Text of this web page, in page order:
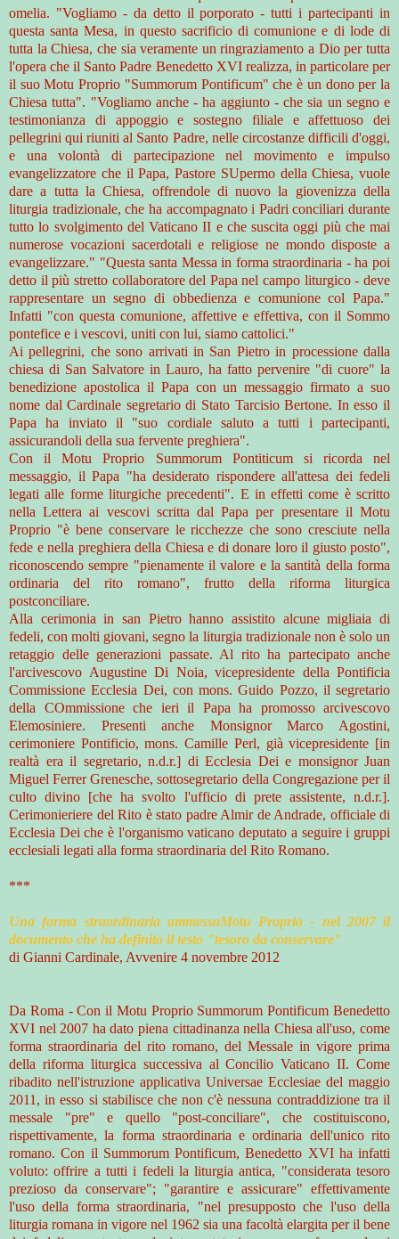
omelia. "Vogliamo - da detto il porporato - tutti i partecipanti in
questa santa Mesa, in questo sacrificio di comunione e di lode di
tutta la Chiesa, che sia veramente un ringraziamento a Dio per tutta
l'opera che il Santo Padre Benedetto XVI realizza, in particolare per
il suo Motu Proprio "Summorum Pontificum" che è un dono per la
Chiesa tutta". "Vogliamo anche - ha aggiunto - che sia un segno e
testimonianza di appoggio e sostegno filiale e affettuoso dei
pellegrini qui riuniti al Santo Padre, nelle circostanze difficili d'oggi,
e una volontà di partecipazione nel movimento e impulso
evangelizzatore che il Papa, Pastore SUpermo della Chiesa, vuole
dare a tutta la Chiesa, offrendole di nuovo la giovenizza della
liturgia tradizionale, che ha accompagnato i Padri conciliari durante
tutto lo svolgimento del Vaticano II e che suscita oggi più che mai
numerose vocazioni sacerdotali e religiose ne mondo disposte a
evangelizzare." "Questa santa Messa in forma straordinaria - ha poi
detto il più stretto collaboratore del Papa nel campo liturgico - deve
rappresentare un segno di obbedienza e comunione col Papa."
Infatti "con questa comunione, affettive e effettiva, con il Sommo
pontefice e i vescovi, uniti con lui, siamo cattolici."
Ai pellegrini, che sono arrivati in San Pietro in processione dalla
chiesa di San Salvatore in Lauro, ha fatto pervenire "di cuore" la
benedizione apostolica il Papa con un messaggio firmato a suo
nome dal Cardinale segretario di Stato Tarcisio Bertone. In esso il
Papa ha inviato il "suo cordiale saluto a tutti i partecipanti,
assicurandoli della sua fervente preghiera".
Con il Motu Proprio Summorum Pontiticum si ricorda nel
messaggio, il Papa "ha desiderato rispondere all'attesa dei fedeli
legati alle forme liturgiche precedenti". E in effetti come è scritto
nella Lettera ai vescovi scritta dal Papa per presentare il Motu
Proprio "è bene conservare le ricchezze che sono cresciute nella
fede e nella preghiera della Chiesa e di donare loro il giusto posto",
riconoscendo sempre "pienamente il valore e la santità della forma
ordinaria del rito romano", frutto della riforma liturgica
postconciliare.
Alla cerimonia in san Pietro hanno assistito alcune migliaia di
fedeli, con molti giovani, segno la liturgia tradizionale non è solo un
retaggio delle generazioni passate. Al rito ha partecipato anche
l'arcivescovo Augustine Di Noia, vicepresidente della Pontificia
Commissione Ecclesia Dei, con mons. Guido Pozzo, il segretario
della COmmissione che ieri il Papa ha promosso arcivescovo
Elemosiniere. Presenti anche Monsignor Marco Agostini,
cerimoniere Pontificio, mons. Camille Perl, già vicepresidente [in
realtà era il segretario, n.d.r.] di Ecclesia Dei e monsignor Juan
Miguel Ferrer Grenesche, sottosegretario della Congregazione per il
culto divino [che ha svolto l'ufficio di prete assistente, n.d.r.].
Cerimonieriere del Rito è stato padre Almir de Andrade, officiale di
Ecclesia Dei che è l'organismo vaticano deputato a seguire i gruppi
ecclesiali legati alla forma straordinaria del Rito Romano.
***
Una forma straordinaria ammessaMotu Proprio - nel 2007 il
documento che ha definito il testo "tesoro da conservare"
di Gianni Cardinale, Avvenire 4 novembre 2012
Da Roma - Con il Motu Proprio Summorum Pontificum Benedetto
XVI nel 2007 ha dato piena cittadinanza nella Chiesa all'uso, come
forma straordinaria del rito romano, del Messale in vigore prima
della riforma liturgica successiva al Concilio Vaticano II. Come
ribadito nell'istruzione applicativa Universae Ecclesiae del maggio
2011, in esso si stabilisce che non c'è nessuna contraddizione tra il
messale "pre" e quello "post-conciliare", che costituiscono,
rispettivamente, la forma straordinaria e ordinaria dell'unico rito
romano. Con il Summorum Pontificum, Benedetto XVI ha infatti
voluto: offrire a tutti i fedeli la liturgia antica, "considerata tesoro
prezioso da conservare"; "garantire e assicurare" effettivamente
l'uso della forma straordinaria, "nel presupposto che l'uso della
liturgia romana in vigore nel 1962 sia una facoltà elargita per il bene